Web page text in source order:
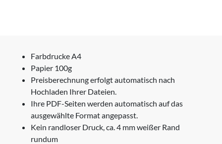
Farbdrucke A4
Papier 100g
Preisberechnung erfolgt automatisch nach
Hochladen Ihrer Dateien.
Ihre PDF-Seiten werden automatisch auf das
ausgewählte Format angepasst.
Kein randloser Druck, ca. 4 mm weißer Rand
rundum